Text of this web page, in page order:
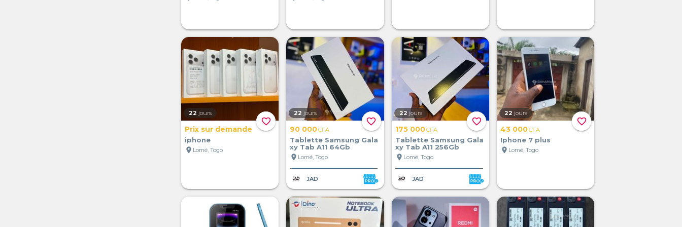
favorite_border
22 jours
Prix sur demande
iphone
location_on Lomé, Togo
favorite_border
22 jours
90 000CFA
Tablette Samsung Gala
xy Tab A11 64Gb
location_on Lomé, Togo
JAD
favorite_border
22 jours
175 000CFA
Tablette Samsung Gala
xy Tab A11 256Gb
location_on Lomé, Togo
JAD
favorite_border
22 jours
43 000CFA
Iphone 7 plus
location_on Lomé, Togo